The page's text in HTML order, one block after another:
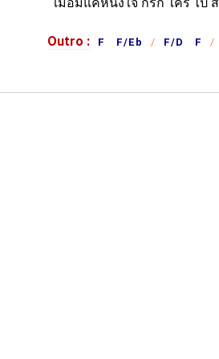
Outro : F F/Eb F/D F